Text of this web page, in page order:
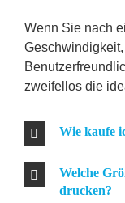
Wenn Sie nach
zweifellos die
Wie kaufe
Welche
drucken?